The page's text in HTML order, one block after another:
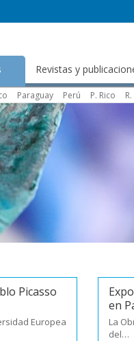
Revistas y
Paraguay Perú P. Rico
Picasso
Europea
en
La
del…